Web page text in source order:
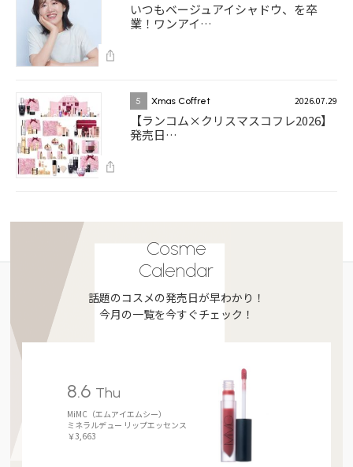
いつもベージュアイシャドウ、を卒
業！ワンアイ…
5 Xmas Coffret 2026.07.29
【ランコム×クリスマスコフレ2026】
発売日…
Cosme
Calendar
話題のコスメの発売日が早わかり！
今月の一覧を今すぐチェック！
8.6 Thu
MiMC（エムアイエムシー）
ミネラルデュー リップエッセンス
￥3,663